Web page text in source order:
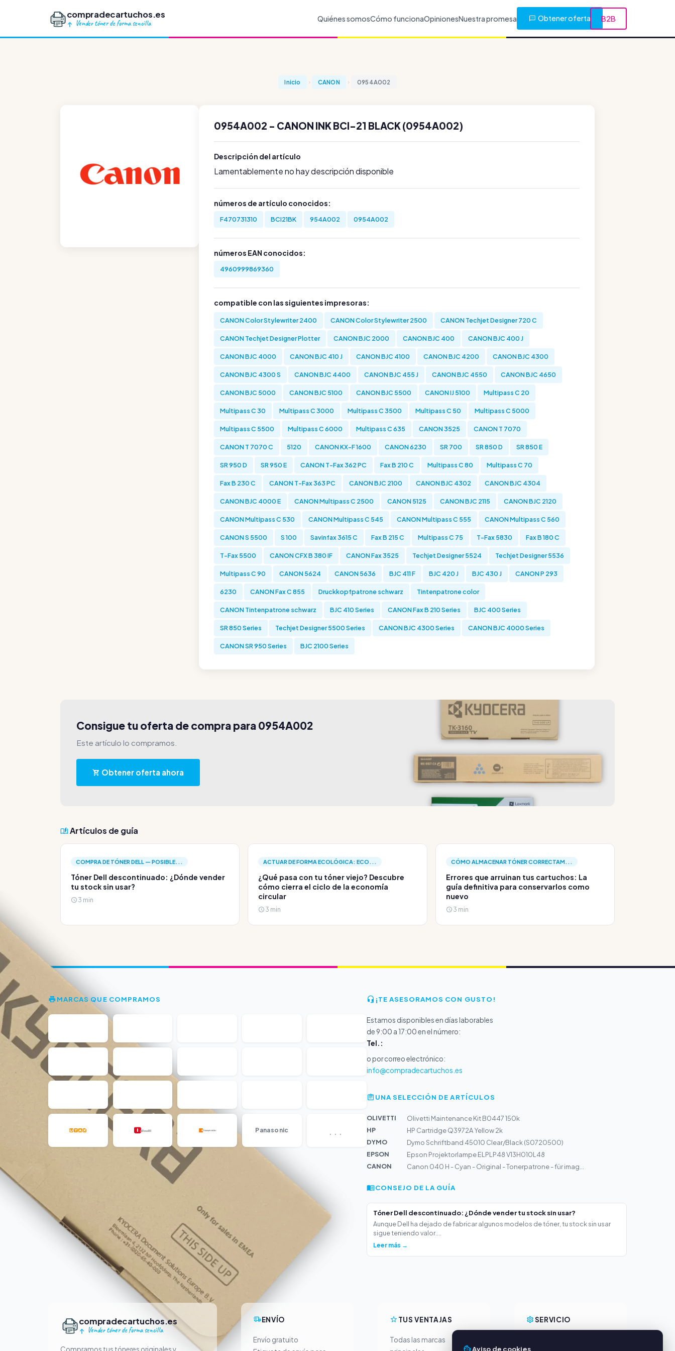
compradecartuchos.es
Vender tóner de forma sencilla
Quiénes somosCómo funcionaOpinionesNuestra promesa Obtener oferta B2B
Inicio CANON 0954A002
0954A002 - CANON INK BCI-21 BLACK (0954A002)
Descripción del artículo
Lamentablemente no hay descripción disponible
números de artículo conocidos:
F470731310 BCI21BK 954A002 0954A002
números EAN conocidos:
4960999869360
compatible con las siguientes impresoras:
CANON Color Stylewriter 2400 CANON Color Stylewriter 2500 CANON Techjet Designer 720 C
CANON Techjet Designer Plotter CANON BJC 2000 CANON BJC 400 CANON BJC 400 J
CANON BJC 4000 CANON BJC 410 J CANON BJC 4100 CANON BJC 4200 CANON BJC 4300
CANON BJC 4300 S CANON BJC 4400 CANON BJC 455 J CANON BJC 4550 CANON BJC 4650
CANON BJC 5000 CANON BJC 5100 CANON BJC 5500 CANON IJ 5100 Multipass C 20
Multipass C 30 Multipass C 3000 Multipass C 3500 Multipass C 50 Multipass C 5000
Multipass C 5500 Multipass C 6000 Multipass C 635 CANON 3525 CANON T 7070
CANON T 7070 C 5120 CANON KX-F 1600 CANON 6230 SR 700 SR 850 D SR 850 E
SR 950 D SR 950 E CANON T-Fax 362 PC Fax B 210 C Multipass C 80 Multipass C 70
Fax B 230 C CANON T-Fax 363 PC CANON BJC 2100 CANON BJC 4302 CANON BJC 4304
CANON BJC 4000 E CANON Multipass C 2500 CANON 5125 CANON BJC 2115 CANON BJC 2120
CANON Multipass C 530 CANON Multipass C 545 CANON Multipass C 555 CANON Multipass C 560
CANON S 5500 S 100 Savinfax 3615 C Fax B 215 C Multipass C 75 T-Fax 5830 Fax B 180 C
T-Fax 5500 CANON CFX B 380 IF CANON Fax 3525 Techjet Designer 5524 Techjet Designer 5536
Multipass C 90 CANON 5624 CANON 5636 BJC 411 F BJC 420 J BJC 430 J CANON P 293
6230 CANON Fax C 855 Druckkopfpatrone schwarz Tintenpatrone color
CANON Tintenpatrone schwarz BJC 410 Series CANON Fax B 210 Series BJC 400 Series
SR 850 Series Techjet Designer 5500 Series CANON BJC 4300 Series CANON BJC 4000 Series
CANON SR 950 Series BJC 2100 Series
Consigue tu oferta de compra para 0954A002
Este artículo lo compramos.
Obtener oferta ahora
Artículos de guía
COMPRA DE TÓNER DELL — POSIBLE...
Tóner Dell descontinuado: ¿Dónde vender
tu stock sin usar?
3 min
ACTUAR DE FORMA ECOLÓGICA: ECO...
¿Qué pasa con tu tóner viejo? Descubre
cómo cierra el ciclo de la economía
circular
3 min
CÓMO ALMACENAR TÓNER CORRECTAM...
Errores que arruinan tus cartuchos: La
guía definitiva para conservarlos como
nuevo
3 min
MARCAS QUE COMPRAMOS
Panasonic ...
¡TE ASESORAMOS CON GUSTO!
Estamos disponibles en días laborables
de 9:00 a 17:00 en el número:
Tel.:
o por correo electrónico:
info@compradecartuchos.es
UNA SELECCIÓN DE ARTÍCULOS
OLIVETTI
Olivetti Maintenance Kit B0447 150k
HP
HP Cartridge Q3972A Yellow 2k
DYMO
Dymo Schriftband 45010 Clear/Black (S0720500)
EPSON
Epson Projektorlampe ELPLP48 V13H010L48
CANON
Canon 040 H - Cyan - Original - Tonerpatrone - für imag...
CONSEJO DE LA GUÍA
Tóner Dell descontinuado: ¿Dónde vender tu stock sin usar?
Aunque Dell ha dejado de fabricar algunos modelos de tóner, tu stock sin usar
sigue teniendo valor....
Leer más →
compradecartuchos.es
Vender tóner de forma sencilla
Compramos tus tóneres originales y
ENVÍO
Envío gratuito
TUS VENTAJAS
Todas las marcas
SERVICIO
Aviso de cookies